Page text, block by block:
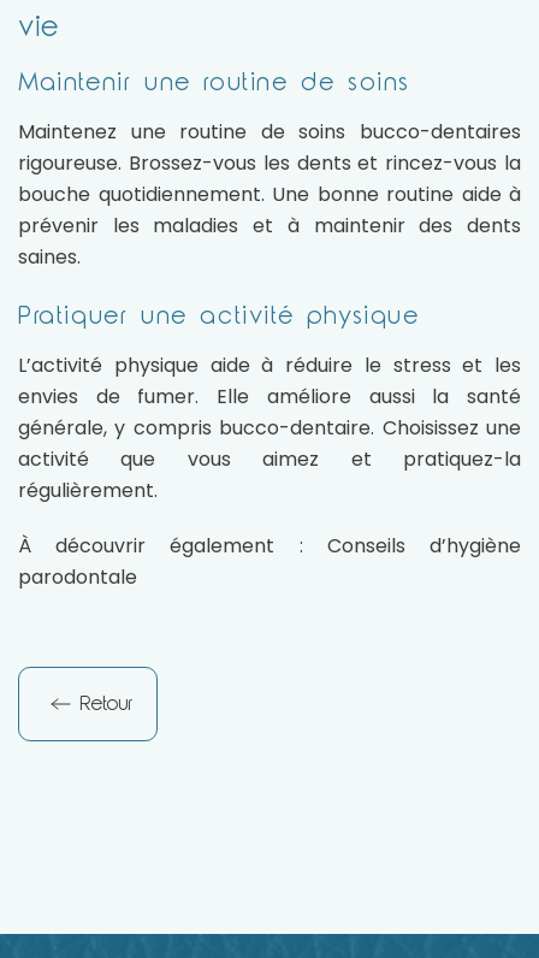
vie
Maintenir une routine de soins
Maintenez une routine de soins bucco-dentaires
rigoureuse. Brossez-vous les dents et rincez-vous la
bouche quotidiennement. Une bonne routine aide à
prévenir les maladies et à maintenir des dents
saines.
Pratiquer une activité physique
L’activité physique aide à réduire le stress et les
envies de fumer. Elle améliore aussi la santé
générale, y compris bucco-dentaire. Choisissez une
activité que vous aimez et pratiquez-la
régulièrement.
À découvrir également : Conseils d’hygiène
parodontale
Retour